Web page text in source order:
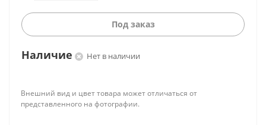
Под заказ
Наличие Нет в наличии
Внешний вид и цвет товара может отличаться от
представленного на фотографии.